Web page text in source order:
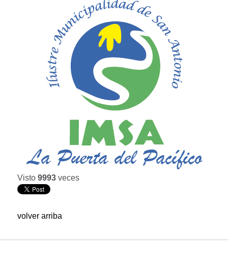
Visto 9993 veces
volver arriba